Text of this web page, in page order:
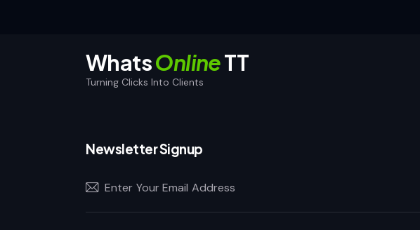
WhatsOnlineTT
Turning Clicks Into Clients
Newsletter Signup